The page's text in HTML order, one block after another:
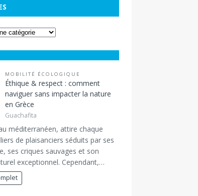
MOBILITÉ ÉCOLOGIQUE
Éthique & respect : comment
naviguer sans impacter la nature
en Grèce
Guachafita
méditerranéen, attire chaque
de plaisanciers séduits par ses
ses criques sauvages et son
exceptionnel. Cependant,…